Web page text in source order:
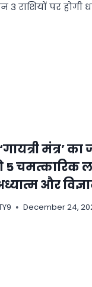
3 राशियों पर
मंत्र’
चमत्कारिक
और
December 24,